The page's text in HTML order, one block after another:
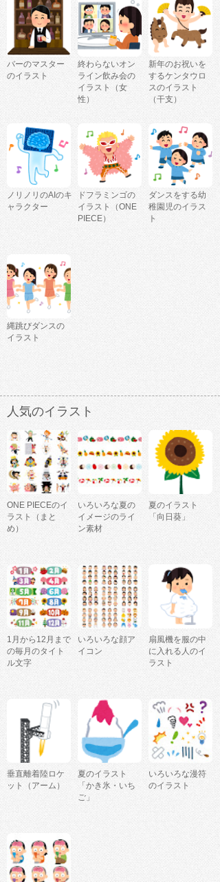
バーのマスター
のイラスト
終わらないオン
ライン飲み会の
イラスト（女
性）
新年のお祝いを
するケンタウロ
スのイラスト
（干支）
ノリノリのAIのキ
ャラクター
ドフラミンゴの
イラスト（ONE
PIECE）
ダンスをする幼
稚園児のイラス
ト
縄跳びダンスの
イラスト
人気のイラスト
ONE PIECEのイ
ラスト（まと
め）
いろいろな夏の
イメージのライ
ン素材
夏のイラスト
「向日葵」
1月から12月まで
の毎月のタイト
ル文字
いろいろな顔ア
イコン
扇風機を服の中
に入れる人のイ
ラスト
垂直離着陸ロケ
ット（アーム）
夏のイラスト
「かき氷・いち
ご」
いろいろな漫符
のイラスト